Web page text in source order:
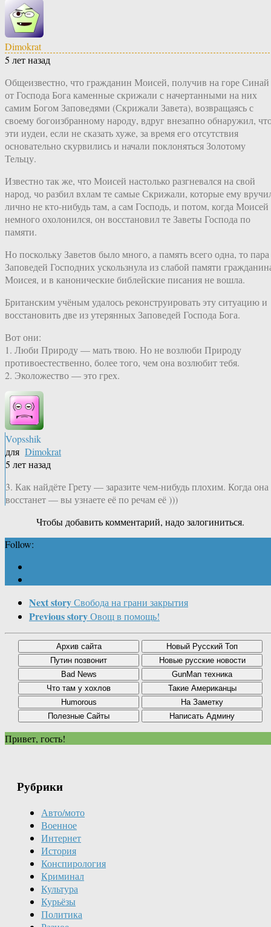
Dimokrat
5 лет назад
Общеизвестно, что гражданин Моисей, получив на горе Синай
от Господа Бога каменные скрижали с начертанными на них
самим Богом Заповедями (Скрижали Завета), возвращаясь с
своему богоизбранному народу, вдруг внезапно обнаружил,
эти иудеи, если не сказать хуже, за время его отсутствия
основательно скурвились и начали поклоняться Золотому
Тельцу.
Известно так же, что Моисей настолько разгневался на свой
народ, чо разбил вхлам те самые Скрижали, которые ему
лично не кто-нибудь там, а сам Господь, и потом, когда Моисей
немного охолонился, он восстановил те Заветы Господа по
памяти.
Но поскольку Заветов было много, а память всего одна, то пара
Заповедей Господних ускользнула из слабой памяти
Моисея, и в канонические библейские писания не вошла.
Британским учёным удалось реконструировать эту ситуацию и
восстановить две из утерянных Заповедей Господа Бога.
Вот они:
1. Люби Природу — мать твою. Но не возлюби Природу
противоестественно, более того, чем она возлюбит тебя.
2. Эколожество — это грех.
Vopsshik
для Dimokrat
5 лет назад
3. Как найдёте Грету — заразите чем-нибудь плохим. Когда она
восстанет — вы узнаете её по речам её )))
Чтобы добавить комментарий, надо залогиниться.
Follow:
Next storyСвобода на грани закрытия
Previous storyОвощ в помощь!
Привет, гость!
Рубрики
Авто/мото
Военное
Интернет
История
Конспирология
Криминал
Культура
Курьёзы
Политика